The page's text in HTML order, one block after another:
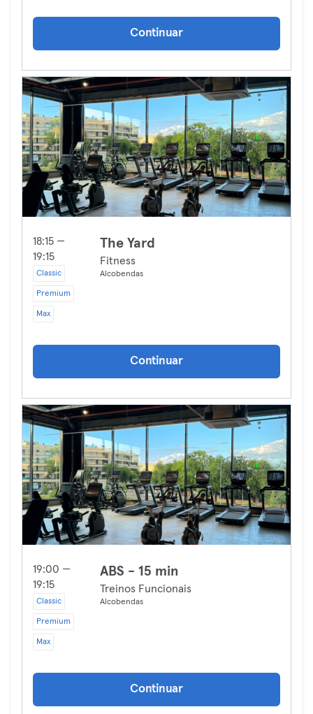
Continuar
18:15 —
19:15
Classic
Premium
Max
The Yard
Fitness
Alcobendas
Continuar
19:00 —
19:15
Classic
Premium
Max
ABS - 15 min
Treinos Funcionais
Alcobendas
Continuar